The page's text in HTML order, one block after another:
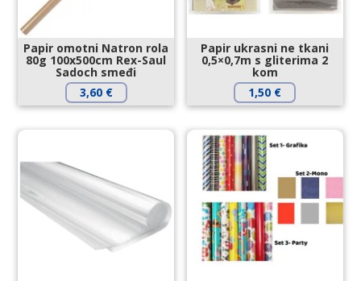
Papir omotni Natron rola
80g 100x500cm Rex-Saul
Sadoch smeđi
3,60 €
Papir ukrasni ne tkani
0,5×0,7m s gliterima 2
kom
1,50 €